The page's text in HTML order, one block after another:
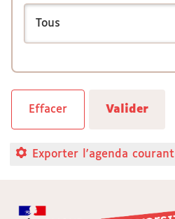
Exporter l'agenda courant